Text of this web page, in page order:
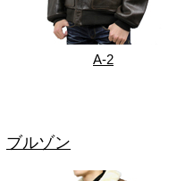
A-2
ブルゾン